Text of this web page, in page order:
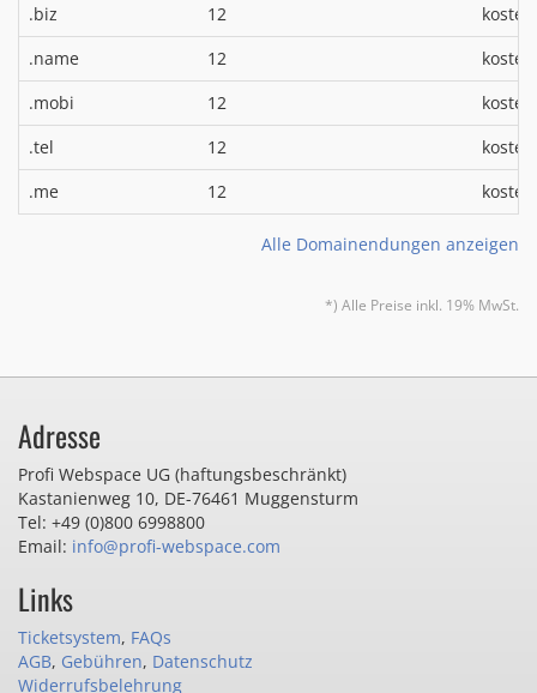
.biz 12
.name
12
.mobi
12
.tel
12
.me
12
Alle Domainendungen anzeigen
*) Alle Preise inkl. 19% MwSt.
Adresse
Profi Webspace UG (haftungsbeschränkt)
Kastanienweg 10, DE-76461 Muggensturm
Tel: +49 (0)800 6998800
Email: info@profi-webspace.com
Links
Ticketsystem, FAQs
AGB, Gebühren, Datenschutz
Widerrufsbelehrung